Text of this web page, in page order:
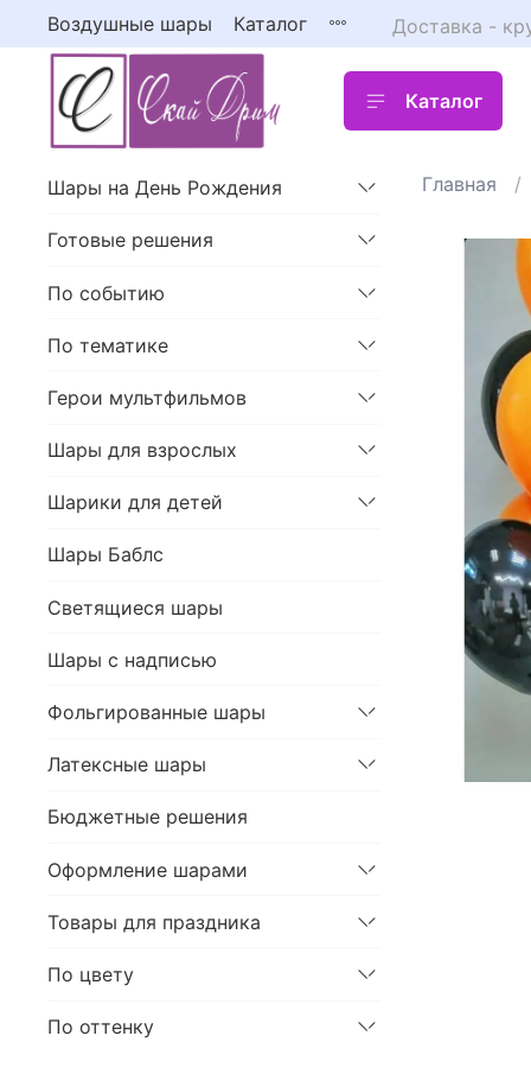
Воздушные шары Каталог Доставка -
Каталог
Главная
Шары на День Рождения
Готовые решения
По событию
По тематике
Герои мультфильмов
Шары для взрослых
Шарики для детей
Шары Баблс
Светящиеся шары
Шары с надписью
Фольгированные шары
Латексные шары
Бюджетные решения
Оформление шарами
Товары для праздника
По цвету
По оттенку